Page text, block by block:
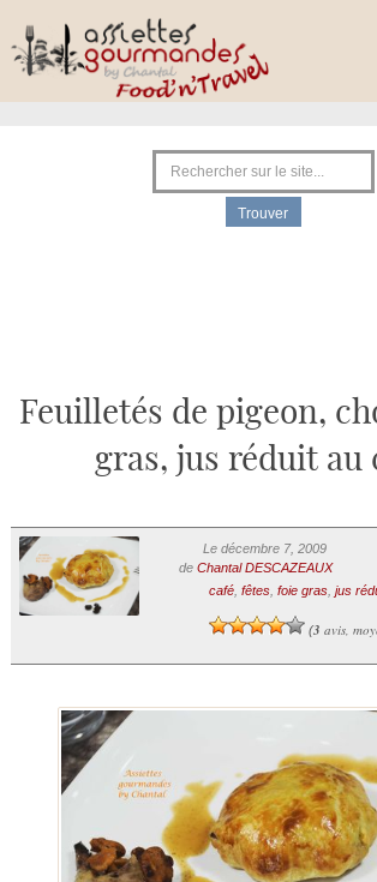
Feuilletés de pigeon,
gras, jus réduit au
Le décembre 7, 2009
de Chantal DESCAZEAUX
café, fêtes, foie gras, jus
(3 avis,